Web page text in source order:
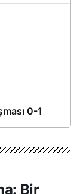
0-1
Bir